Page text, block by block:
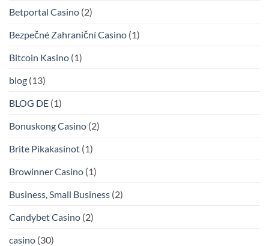
Betportal Casino (2)
Bezpečné Zahraniční Casino (1)
Bitcoin Kasino (1)
blog (13)
BLOG DE (1)
Bonuskong Casino (2)
Brite Pikakasinot (1)
Browinner Casino (1)
Business, Small Business (2)
Candybet Casino (2)
casino (30)